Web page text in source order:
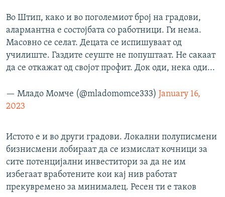
Во Штип, како и во поголемиот број на градови,
алармантна е состојбата со работници. Ги нема.
Масовно се селат. Децата се испишуваат од
училиште. Газдите сеуште не попуштаат. Не сакаат
да се откажат од својот профит. Док оди, нека оди...
— Младо Момче (@mladomomce333) January 16,
2023
Истото е и во други градови. Локални полуписмени
бизнисмени лобираат да се измислат кочници за
сите потенцијални инвеститори за да не им
избегаат вработените кои кај нив работат
прекувремено за минималец. Ресен ти е таков